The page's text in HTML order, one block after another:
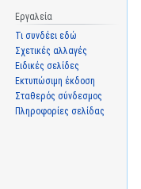
Εργαλεία
Τι συνδέει εδώ
Σχετικές αλλαγές
Ειδικές σελίδες
Εκτυπώσιμη έκδοση
Σταθερός σύνδεσμος
Πληροφορίες σελίδας